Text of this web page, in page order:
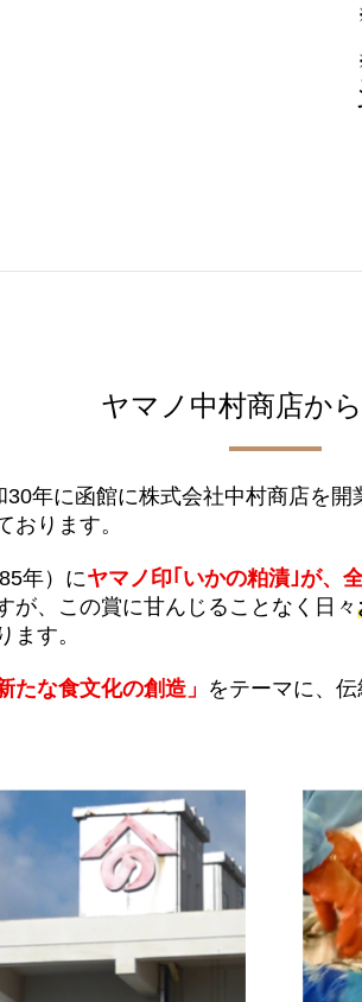
ヤマノ中村商店か
年に函館に株式会社中村商店を
おります。
年）にヤマノ印｢いかの粕漬｣が、
が、この賞に甘んじることなく日々
ます。
たな食文化の創造」 をテーマに、